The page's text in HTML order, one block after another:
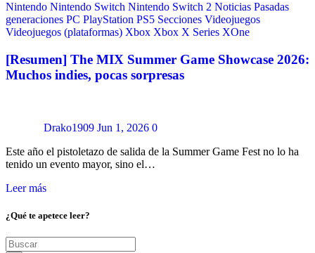
Nintendo Nintendo Switch Nintendo Switch 2 Noticias Pasadas
generaciones PC PlayStation PS5 Secciones Videojuegos
Videojuegos (plataformas) Xbox Xbox X Series XOne
[Resumen] The MIX Summer Game Showcase 2026:
Muchos indies, pocas sorpresas
Drako1909 Jun 1, 2026 0
Este año el pistoletazo de salida de la Summer Game Fest no lo ha
tenido un evento mayor, sino el…
Leer más
¿Qué te apetece leer?